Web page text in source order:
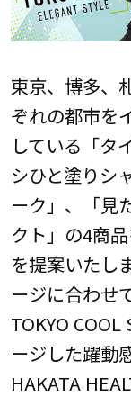
東京、博多、
ぞれの都市を
している「タ
シひと塗りシ
ーク」、「見
クト」の4商
を提案いたし
ージに合わせ
TOKYO
ージした躍動
HAKATA